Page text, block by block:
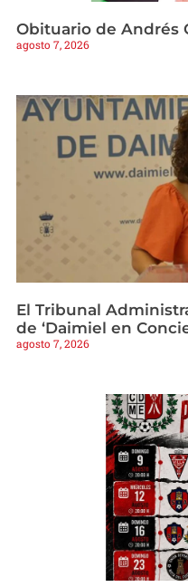
Obituario de Andrés
agosto 7, 2026
El Tribunal
de ‘Daimiel en
agosto 7, 2026